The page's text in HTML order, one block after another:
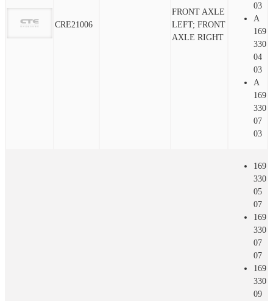
CRE21006
FRONT AXLE
LEFT; FRONT
AXLE RIGHT
03
A
169
330
04
03
A
169
330
07
03
169
330
05
07
169
330
07
07
169
330
09